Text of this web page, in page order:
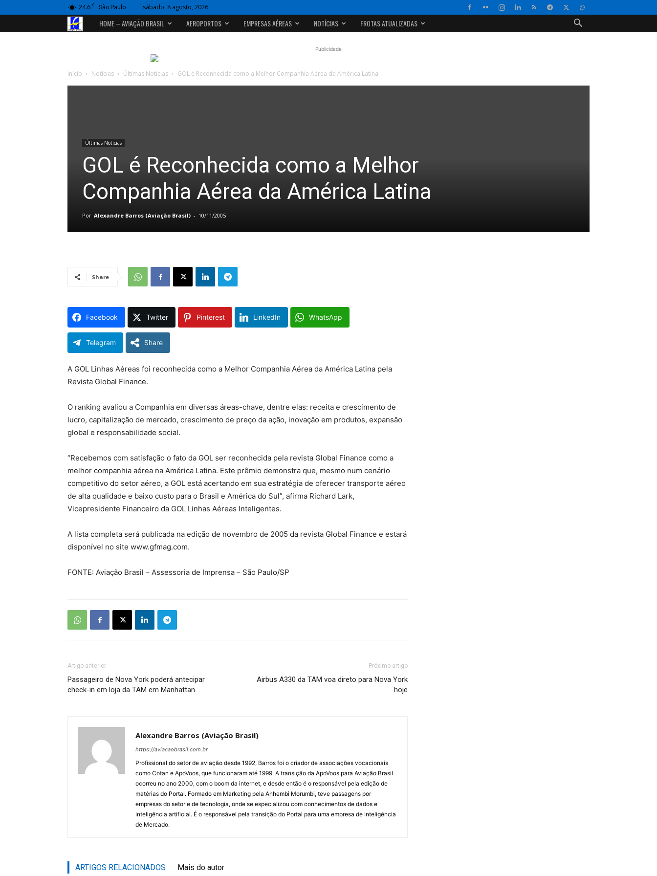
24.6 C São Paulo sábado, 8 agosto, 2026
Portal
HOME – AVIAÇÃO BRASIL AEROPORTOS EMPRESAS AÉREAS NOTÍCIAS FROTAS ATUALIZADAS
Publicidade
Início Notícias Últimas Noticias GOL é Reconhecida como a Melhor Companhia Aérea da América Latina
Últimas Noticias
GOL é Reconhecida como a Melhor
Companhia Aérea da América Latina
Por Alexandre Barros (Aviação Brasil) - 10/11/2005
Share
Facebook Twitter Pinterest LinkedIn WhatsApp
Telegram Share
A GOL Linhas Aéreas foi reconhecida como a Melhor Companhia Aérea da América Latina pela
Revista Global Finance.
O ranking avaliou a Companhia em diversas áreas-chave, dentre elas: receita e crescimento de
lucro, capitalização de mercado, crescimento de preço da ação, inovação em produtos, expansão
global e responsabilidade social.
“Recebemos com satisfação o fato da GOL ser reconhecida pela revista Global Finance como a
melhor companhia aérea na América Latina. Este prêmio demonstra que, mesmo num cenário
competitivo do setor aéreo, a GOL está acertando em sua estratégia de oferecer transporte aéreo
de alta qualidade e baixo custo para o Brasil e América do Sul”, afirma Richard Lark,
Vicepresidente Financeiro da GOL Linhas Aéreas Inteligentes.
A lista completa será publicada na edição de novembro de 2005 da revista Global Finance e estará
disponível no site www.gfmag.com.
FONTE: Aviação Brasil – Assessoria de Imprensa – São Paulo/SP
Artigo anterior
Passageiro de Nova York poderá antecipar
check-in em loja da TAM em Manhattan
Próximo artigo
Airbus A330 da TAM voa direto para Nova York
hoje
Alexandre Barros (Aviação Brasil)
https://aviacaobrasil.com.br
Profissional do setor de aviação desde 1992, Barros foi o criador de associações vocacionais
como Cotan e ApoVoos, que funcionaram até 1999. A transição da ApoVoos para Aviação Brasil
ocorreu no ano 2000, com o boom da internet, e desde então é o responsável pela edição de
matérias do Portal. Formado em Marketing pela Anhembi Morumbi, teve passagens por
empresas do setor e de tecnologia, onde se especializou com conhecimentos de dados e
inteligência artificial. É o responsável pela transição do Portal para uma empresa de Inteligência
de Mercado.
ARTIGOS RELACIONADOS Mais do autor